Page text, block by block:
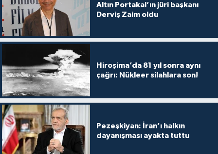
Altın Portakal’ın jüri başkanı
Derviş Zaim oldu
Hiroşima’da 81 yıl sonra aynı
çağrı: Nükleer silahlara son!
Pezeşkiyan: İran’ı halkın
dayanışması ayakta tuttu